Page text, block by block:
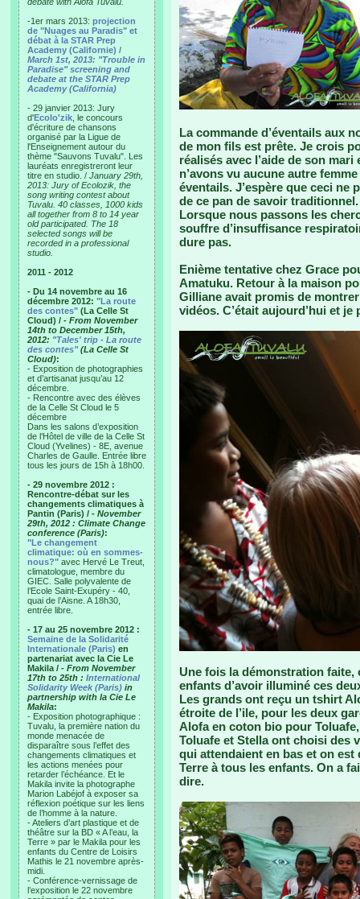
-1er mars 2013: projection
de "Nuages au Paradis" et
débat à la STAR Prep
Academy (Californie) /
March 1st, 2013: "Trouble in
Paradise" screening and
debate at the STAR Prep
Academy (California)
- 29 janvier 2013: Jury
d'Ecolo'zik , le concours
d'écriture de chansons
organisé par la Ligue de
l'Enseignement autour du
thème "Sauvons Tuvalu". Les
lauréats enregistreront leur
titre en studio. / January 29th,
2013: Jury of Ecolozik, the
song writing contest about
Tuvalu. 40 classes, 1000 kids
all together from 8 to 14 year
old participated. The 18
selected songs will be
recorded in a professional
studio.
2011 - 2012
- Du 14 novembre au 16
décembre 2012: "La route
des contes" (La Celle St
Cloud) / - From November
14th to December 15th,
2012: "Tales' trip - La route
des contes"(La Celle St
Cloud):
- Exposition de photographies
et d’artisanat jusqu’au 12
décembre.
- Rencontre avec des élèves
de la Celle St Cloud le 5
décembre
Dans les salons d’exposition
de l’Hôtel de ville de la Celle St
Cloud (Yvelines) - 8E, avenue
Charles de Gaulle. Entrée libre
tous les jours de 15h à 18h00.
- 29 novembre 2012 :
Rencontre-débat sur les
changements climatiques à
Pantin (Paris) / - November
29th, 2012 : Climate Change
conference (Paris):
"Le changement
climatique: où en sommes-
nous?" avec Hervé Le Treut,
climatologue, membre du
GIEC. Salle polyvalente de
l’Ecole Saint-Exupéry - 40,
quai de l’Aisne. A 18h30,
entrée libre.
- 17 au 25 novembre 2012 :
Semaine de la Solidarité
Internationale (Paris) en
partenariat avec la Cie Le
Makila / - From November
17th to 25th : International
Solidarity Week (Paris) in
partnership with la Cie Le
Makila:
- Exposition photographique :
Tuvalu, la première nation du
monde menacée de
disparaître sous l’effet des
changements climatiques et
les actions menées pour
retarder l’échéance. Et le
Makila invite la photographe
Marion Labéjof à exposer sa
réflexion poétique sur les liens
de l’homme à la nature.
- Ateliers d’art plastique et de
théâtre sur la BD « A l’eau, la
Terre » par le Makila pour les
enfants du Centre de Loisirs
Mathis le 21 novembre après-
midi.
- Conférence-vernissage de
l’exposition le 22 novembre
La commande d’éventails aux
de mon fils est prête. Je crois
réalisés avec l’aide de son
n’avons vu aucune autre
éventails. J’espère que ceci ne
de ce pan de savoir traditionnel.
Lorsque nous passons les
souffre d’insuffisance
dure pas.
Enième tentative chez Grace
Amatuku. Retour à la maison
Gilliane avait promis de
vidéos. C’était aujourd’hui et je
Une fois la démonstration
enfants d’avoir illuminé ces
Les grands ont reçu un tshirt
étroite de l’ile, pour les deux
Alofa en coton bio pour
Toluafe et Stella ont choisi des
qui attendaient en bas et on
Terre à tous les enfants. On a
dire.